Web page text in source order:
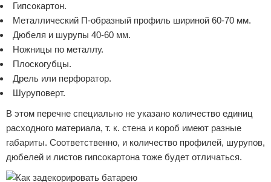
Гипсокартон.
Металлический П-образный профиль шириной 60-70 мм.
Дюбеля и шурупы 40-60 мм.
Ножницы по металлу.
Плоскогубцы.
Дрель или перфоратор.
Шуруповерт.
В этом перечне специально не указано количество единиц
расходного материала, т. к. стена и короб имеют разные
габариты. Соответственно, и количество профилей, шурупов,
дюбелей и листов гипсокартона тоже будет отличаться.